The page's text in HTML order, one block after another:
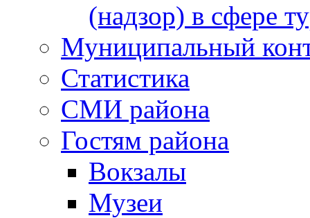
(надзор) в сфере
Муниципальный
Статистика
СМИ района
Гостям района
Вокзалы
Музеи